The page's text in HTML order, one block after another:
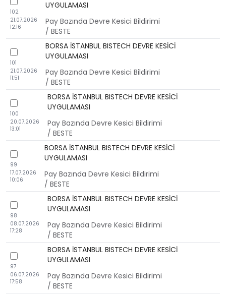
checkbox
102
21.07.2026
12:16
UYGULAMASI
Pay Bazında Devre Kesici Bildirimi
/ BESTE
checkbox
101
21.07.2026
11:51
BORSA İSTANBUL BISTECH DEVRE KESİCİ
UYGULAMASI
Pay Bazında Devre Kesici Bildirimi
/ BESTE
checkbox
100
20.07.2026
13:01
BORSA İSTANBUL BISTECH DEVRE KESİCİ
UYGULAMASI
Pay Bazında Devre Kesici Bildirimi
/ BESTE
checkbox
99
17.07.2026
10:06
BORSA İSTANBUL BISTECH DEVRE KESİCİ
UYGULAMASI
Pay Bazında Devre Kesici Bildirimi
/ BESTE
checkbox
98
08.07.2026
17:28
BORSA İSTANBUL BISTECH DEVRE KESİCİ
UYGULAMASI
Pay Bazında Devre Kesici Bildirimi
/ BESTE
checkbox
97
06.07.2026
17:58
BORSA İSTANBUL BISTECH DEVRE KESİCİ
UYGULAMASI
Pay Bazında Devre Kesici Bildirimi
/ BESTE